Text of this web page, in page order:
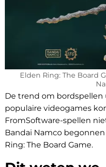
Elden Ring: The Board
De trend om bordspellen
populaire videogames
FromSoftware-spellen
Bandai Namco
Ring: The Board Game.